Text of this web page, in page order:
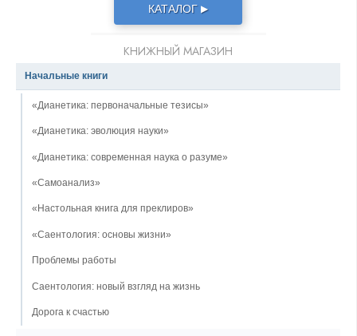
КАТАЛОГ ▶
КНИЖНЫЙ МАГАЗИН
Начальные книги
«Дианетика: первоначальные тезисы»
«Дианетика: эволюция науки»
«Дианетика: современная наука о разуме»
«Самоанализ»
«Настольная книга для преклиров»
«Саентология: основы жизни»
Проблемы работы
Саентология: новый взгляд на жизнь
Дорога к счастью